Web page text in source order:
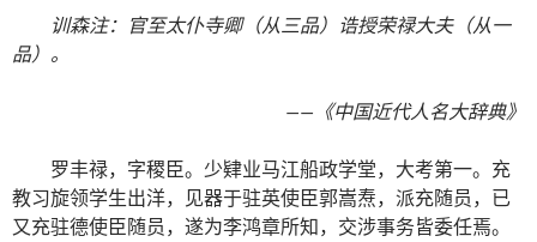
训森注：官至太仆寺卿（从三品）诰授荣禄大夫（从一
品）。
——《中国近代人名大辞典》
罗丰禄，字稷臣。少肄业马江船政学堂，大考第一。充
教习旋领学生出洋，见器于驻英使臣郭嵩焘，派充随员，已
又充驻德使臣随员，遂为李鸿章所知，交涉事务皆委任焉。